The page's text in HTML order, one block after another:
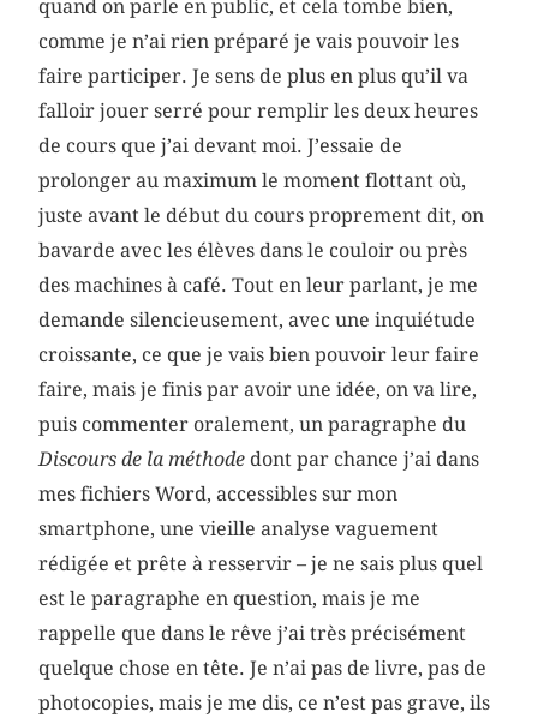
quand on parle en public, et cela tombe bien,
comme je n’ai rien préparé je vais pouvoir les
faire participer. Je sens de plus en plus qu’il va
falloir jouer serré pour remplir les deux heures
de cours que j’ai devant moi. J’essaie de
prolonger au maximum le moment flottant où,
juste avant le début du cours proprement dit, on
bavarde avec les élèves dans le couloir ou près
des machines à café. Tout en leur parlant, je me
demande silencieusement, avec une inquiétude
croissante, ce que je vais bien pouvoir leur faire
faire, mais je finis par avoir une idée, on va lire,
puis commenter oralement, un paragraphe du
Discours de la méthode dont par chance j’ai dans
mes fichiers Word, accessibles sur mon
smartphone, une vieille analyse vaguement
rédigée et prête à resservir – je ne sais plus quel
est le paragraphe en question, mais je me
rappelle que dans le rêve j’ai très précisément
quelque chose en tête. Je n’ai pas de livre, pas de
photocopies, mais je me dis, ce n’est pas grave, ils